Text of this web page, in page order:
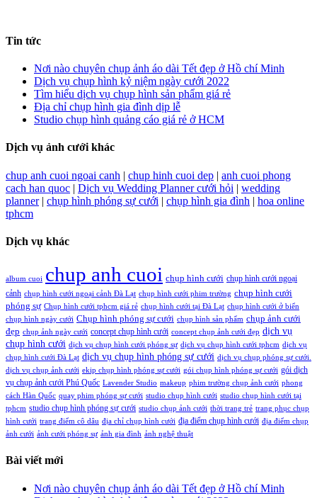
Tin tức
Nơi nào chuyên chụp ảnh áo dài Tết đẹp ở Hồ chí Minh
Dịch vụ chụp hình kỷ niệm ngày cưới 2022
Tìm hiểu dịch vụ chụp hình sản phẩm giá rẻ
Địa chỉ chụp hình gia đình dịp lễ
Studio chụp hình quảng cáo giá rẻ ở HCM
Dịch vụ ảnh cưới khác
chup anh cuoi ngoai canh | chup hinh cuoi dep | anh cuoi phong
cach han quoc | Dịch vụ Wedding Planner cưới hỏi | wedding
planner| chụp hình phóng sự cưới | chụp hình gia đình | hoa online
tphcm
Dịch vụ khác
album cuoi chup anh cuoi chụp hình cưới chụp hình cưới ngoại
cảnh chụp hình cưới ngoại cảnh Đà Lạt chụp hình cưới phim trường chụp hình cưới
phóng sự Chụp hình cưới tphcm giá rẻ chụp hình cưới tại Đà Lạt chụp hình cưới ở biển
chụp hình ngày cưới Chụp hình phóng sự cưới chụp hình sản phẩm chụp ảnh cưới
đẹp chụp ảnh ngày cưới concept chụp hình cưới concept chụp ảnh cưới đẹp dịch vụ
chụp hình cưới dịch vụ chụp hình cưới phóng sự dịch vụ chụp hình cưới tphcm dịch vụ
chụp hình cưới Đà Lạt dịch vụ chụp hình phóng sự cưới dịch vụ chụp phóng sự cưới.
dịch vụ chụp ảnh cưới ekip chụp hình phóng sự cưới gói chụp hình phóng sự cưới gói dịch
vụ chụp ảnh cưới Phú Quốc Lavender Studio makeup phim trường chụp ảnh cưới phong
cách Hàn Quốc quay phim phóng sự cưới studio chụp hình cưới studio chụp hình cưới tại
tphcm studio chụp hình phóng sự cưới studio chụp ảnh cưới thời trang trẻ trang phục chụp
hình cưới trang điểm cô dâu địa chỉ chụp hình cưới địa điểm chụp hình cưới địa điểm chụp
ảnh cưới ảnh cưới phóng sự ảnh gia đình ảnh nghệ thuật
Bài viết mới
Nơi nào chuyên chụp ảnh áo dài Tết đẹp ở Hồ chí Minh